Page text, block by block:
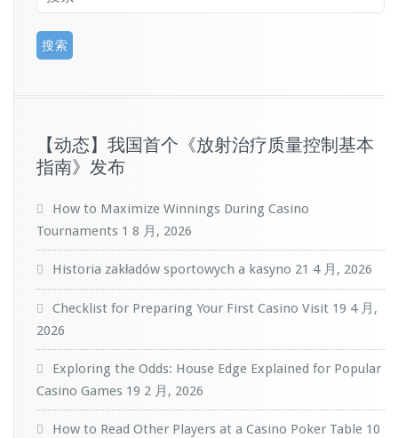
【动态】我国首个《放射治疗质量控制基本
指南》发布
How to Maximize Winnings During Casino
Tournaments 1 8 月, 2026
Historia zakładów sportowych a kasyno 21 4 月, 2026
Checklist for Preparing Your First Casino Visit 19 4 月,
2026
Exploring the Odds: House Edge Explained for Popular
Casino Games 19 2 月, 2026
How to Read Other Players at a Casino Poker Table 10